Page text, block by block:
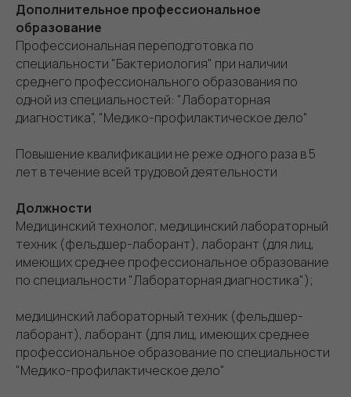
Дополнительное профессиональное
образование
Профессиональная переподготовка по
специальности "Бактериология" при наличии
среднего профессионального образования по
одной из специальностей: "Лабораторная
диагностика", "Медико-профилактическое дело"
Повышение квалификации не реже одного раза в 5
лет в течение всей трудовой деятельности
Должности
Медицинский технолог, медицинский лабораторный
техник (фельдшер-лаборант), лаборант (для лиц,
имеющих среднее профессиональное образование
по специальности "Лабораторная диагностика");
медицинский лабораторный техник (фельдшер-
лаборант), лаборант (для лиц, имеющих среднее
профессиональное образование по специальности
"Медико-профилактическое дело"